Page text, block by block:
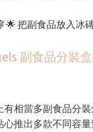
🌟 把副食品放入冰
副食品分裝
有相當多副食品分
心推出多款不同容